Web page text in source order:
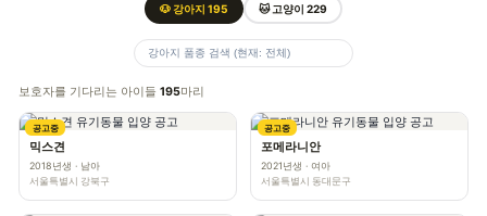
🐶 강아지195 🐱 고양이 229
보호자를 기다리는 아이들 195마리
공고중
믹스견
2018년생 · 남아
서울특별시 강북구
공고중
포메라니안
2021년생 · 여아
서울특별시 동대문구